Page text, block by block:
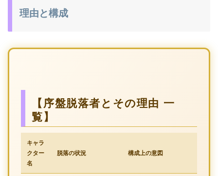
理由と構成
【序盤脱落者とその理由 一
覧】
キャラ
クター
名
脱落の状況 構成上の意図